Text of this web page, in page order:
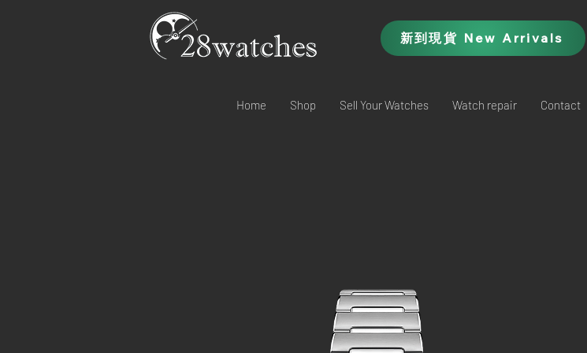
新到現貨 New Arrivals
Home Shop Sell Your Watches Watch repair Contact